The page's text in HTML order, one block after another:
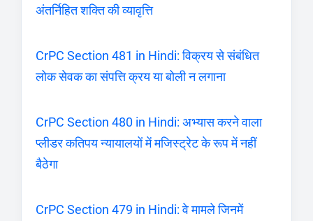
अंतर्निहित शक्ति की व्यावृत्ति
CrPC Section 481 in Hindi: विक्रय से संबंधित
लोक सेवक का संपत्ति क्रय या बोली न लगाना
CrPC Section 480 in Hindi: अभ्यास करने वाला
प्लीडर कतिपय न्यायालयों में मजिस्ट्रेट के रूप में नहीं
बैठेगा
CrPC Section 479 in Hindi: वे मामले जिनमें